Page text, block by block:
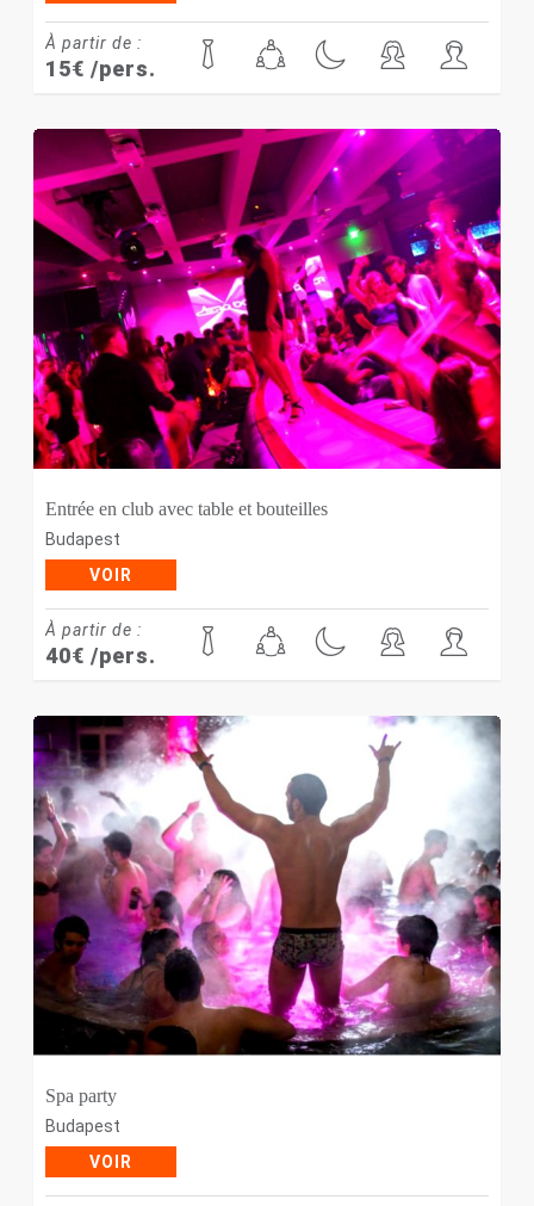
À partir de :
15€ /pers.
Entrée en club avec table et bouteilles
Budapest
VOIR
À partir de :
40€ /pers.
Spa party
Budapest
VOIR